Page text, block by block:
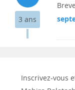
3 ans
Inscrivez-vous